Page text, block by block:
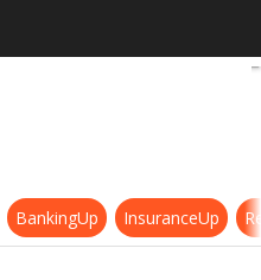
cos’è, come funziona e
BankingUp InsuranceUp